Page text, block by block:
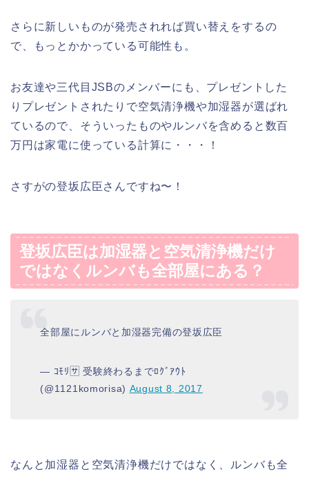
さらに新しいものが発売されれば買い替えをするの
で、もっとかかっている可能性も。
お友達や三代目JSBのメンバーにも、プレゼントした
りプレゼントされたりで空気清浄機や加湿器が選ばれ
ているので、そういったものやルンバを含めると数百
万円は家電に使っている計算に・・・！
さすがの登坂広臣さんですね〜！
登坂広臣は加湿器と空気清浄機だけ
ではなくルンバも全部屋にある？
全部屋にルンバと加湿器完備の登坂広臣
— ｺﾓﾘ🈂️ 受験終わるまでﾛｸﾞｱｳﾄ
(@1121komorisa) August 8, 2017
なんと加湿器と空気清浄機だけではなく、ルンバも全